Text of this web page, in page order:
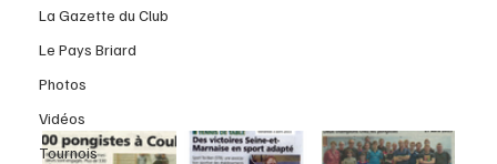
La Gazette du Club
Le Pays Briard
Photos
Vidéos
Tournois